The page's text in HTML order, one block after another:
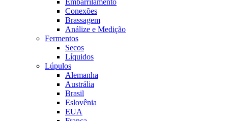
Embarrilamento
Conexões
Brassagem
Análize e Medição
Fermentos
Secos
Líquidos
Lúpulos
Alemanha
Austrália
Brasil
Eslovênia
EUA